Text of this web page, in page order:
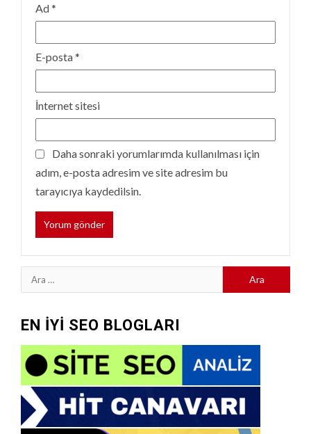
Ad*
E-posta*
İnternet sitesi
Daha sonraki yorumlarımda kullanılması için
adım, e-posta adresim ve site adresim bu
tarayıcıya kaydedilsin.
Arama:
EN İYİ SEO BLOGLARI